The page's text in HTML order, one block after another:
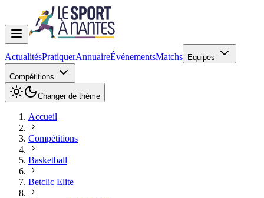
ActualitésPratiquerAnnuaireÉvénementsMatchs Equipes
Compétitions
Changer de thème
Accueil
Compétitions
Basketball
Betclic Elite